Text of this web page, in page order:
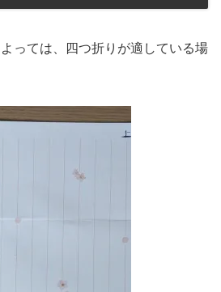
っては、四つ折りが適している場